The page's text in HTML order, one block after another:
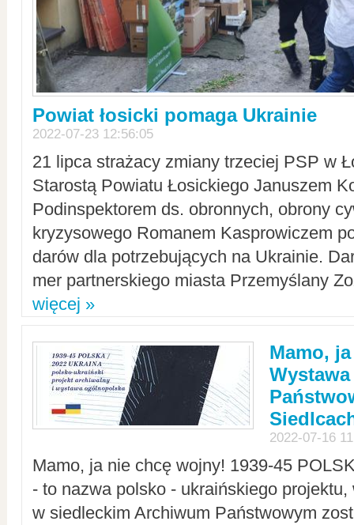
Powiat łosicki pomaga Ukrainie
2022-07-23 12:56:05
21 lipca strażacy zmiany trzeciej PSP w
Starostą Powiatu Łosickiego Januszem
Podinspektorem ds. obronnych, obrony
kryzysowego Romanem Kasprowiczem
darów dla potrzebujących na Ukrainie.
mer partnerskiego miasta Przemyślany
więcej »
Mamo,
2022-07-16
Mamo, ja nie chcę wojny! 1939-45
- to nazwa polsko - ukraińskiego
w siedleckim Archiwum Państwowym